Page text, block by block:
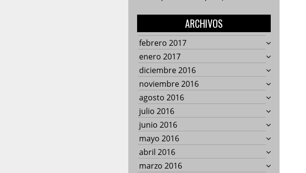
ARCHIVOS
febrero 2017
enero 2017
diciembre 2016
noviembre 2016
agosto 2016
julio 2016
junio 2016
mayo 2016
abril 2016
marzo 2016